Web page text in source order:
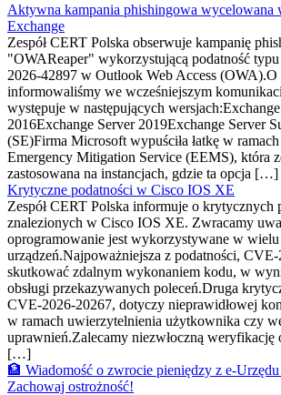
Aktywna kampania phishingowa wycelowana
Exchange
Zespół CERT Polska obserwuje kampanię
"OWAReaper" wykorzystującą podatność
2026-42897 w Outlook Web Access (OWA).O
informowaliśmy we wcześniejszym
występuje w następujących
2016Exchange Server 2019Exchange Server
(SE)Firma Microsoft wypuściła łatkę w
Emergency Mitigation Service (EEMS), która
zastosowana na instancjach, gdzie ta opcja […]
Krytyczne podatności w Cisco IOS XE
Zespół CERT Polska informuje o krytycznych
znalezionych w Cisco IOS XE. Zwracamy
oprogramowanie jest wykorzystywane w wielu
urządzeń.Najpoważniejsza z podatności,
skutkować zdalnym wykonaniem kodu, w
obsługi przekazywanych poleceń.Druga
CVE-2026-20267, dotyczy nieprawidłowej
w ramach uwierzytelnienia użytkownika czy
uprawnień.Zalecamy niezwłoczną weryfikację
[…]
🏦 Wiadomość o zwrocie pieniędzy z e-
Zachowaj ostrożność!